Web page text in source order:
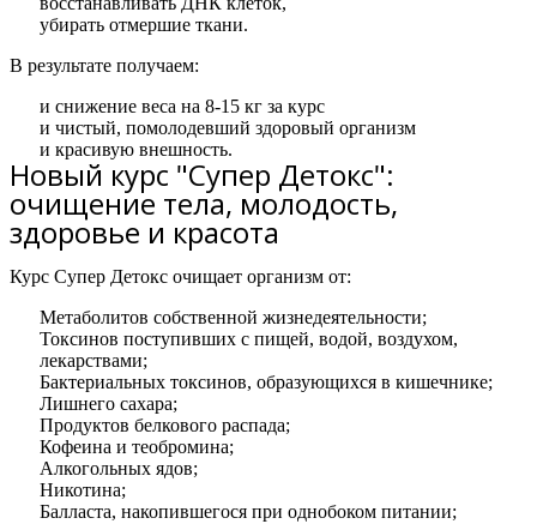
убирать отмершие ткани.
В результате получаем:
и снижение веса на 8-15 кг за курс
и чистый, помолодевший здоровый организм
и красивую внешность.
Новый курс "Супер Детокс":
очищение тела, молодость,
здоровье и красота
Курс Супер Детокс очищает организм от:
Метаболитов собственной жизнедеятельности;
Токсинов поступивших с пищей, водой, воздухом,
лекарствами;
Бактериальных токсинов, образующихся в кишечнике;
Лишнего сахара;
Продуктов белкового распада;
Кофеина и теобромина;
Алкогольных ядов;
Никотина;
Балласта, накопившегося при однобоком питании;